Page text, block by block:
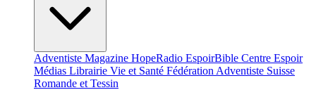
Adventiste Magazine HopeRadio EspoirBible Centre Espoir
Médias Librairie Vie et Santé Fédération Adventiste Suisse
Romande et Tessin